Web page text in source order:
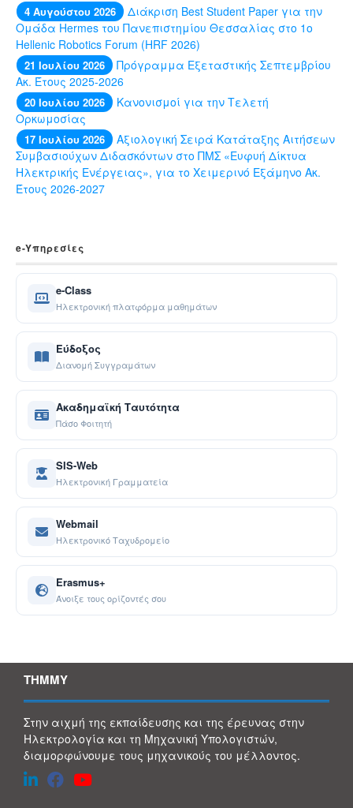
4 Αυγούστου 2026
Διάκριση Best Student Paper για την
Ομάδα Hermes του Πανεπιστημίου Θεσσαλίας στο 1ο
Hellenic Robotics Forum (HRF 2026)
21 Ιουλίου 2026
Πρόγραμμα Εξεταστικής Σεπτεμβρίου
Ακ. Έτους 2025-2026
20 Ιουλίου 2026
Κανονισμοί για την Τελετή
Ορκωμοσίας
17 Ιουλίου 2026
Αξιολογική Σειρά Κατάταξης Αιτήσεων
Συμβασιούχων Διδασκόντων στο ΠΜΣ «Ευφυή Δίκτυα
Ηλεκτρικής Ενέργειας», για το Χειμερινό Εξάμηνο Ακ.
Έτους 2026-2027
e-Yπηρεσίες
e-Class
Ηλεκτρονική πλατφόρμα μαθημάτων
Εύδοξος
Διανομή Συγγραμάτων
Ακαδημαϊκή Ταυτότητα
Πάσο Φοιτητή
SIS-Web
Ηλεκτρονική Γραμματεία
Webmail
Ηλεκτρονικό Ταχυδρομείο
Erasmus+
Άνοιξε τους ορίζοντές σου
ΤΗΜΜΥ
Στην αιχμή της εκπαίδευσης και της έρευνας στην
Ηλεκτρολογία και τη Μηχανική Υπολογιστών,
διαμορφώνουμε τους μηχανικούς του μέλλοντος.